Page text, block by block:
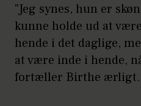
"Jeg synes, hun er
kunne holde ud at
hende i det daglige,
at være inde i hende,
fortæller Birthe ærligt.